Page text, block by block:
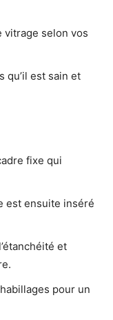
vitrage selon vos
qu’il est sain et
fixe qui
est ensuite inséré
et
pour un